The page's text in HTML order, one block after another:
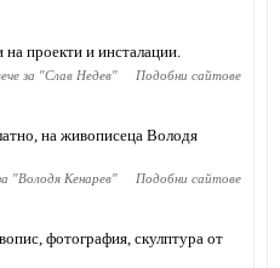
проекти и инсталации.
за "Слав Недев" Подобни сайтове
на живописеца Володя
"Володя Кенарев" Подобни сайтове
фотография, скулптура от